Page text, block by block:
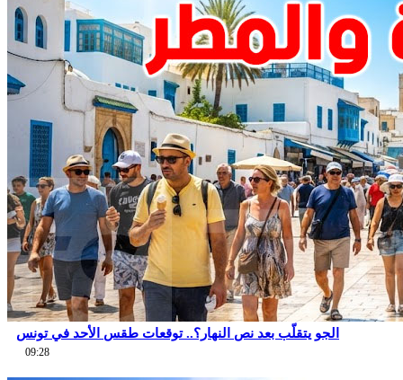
الجو يتقلّب بعد نص النهار؟.. توقعات طقس الأحد في تونس
09:28